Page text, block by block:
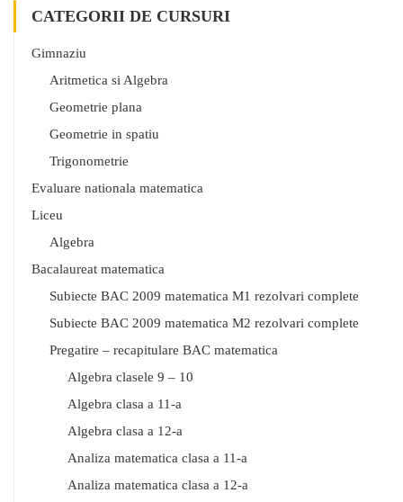
CATEGORII DE CURSURI
Gimnaziu
Aritmetica si Algebra
Geometrie plana
Geometrie in spatiu
Trigonometrie
Evaluare nationala matematica
Liceu
Algebra
Bacalaureat matematica
Subiecte BAC 2009 matematica M1 rezolvari complete
Subiecte BAC 2009 matematica M2 rezolvari complete
Pregatire – recapitulare BAC matematica
Algebra clasele 9 – 10
Algebra clasa a 11-a
Algebra clasa a 12-a
Analiza matematica clasa a 11-a
Analiza matematica clasa a 12-a